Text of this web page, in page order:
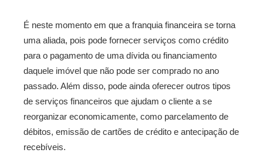
É neste momento em que a franquia financeira se torna
uma aliada, pois pode fornecer serviços como crédito
para o pagamento de uma dívida ou financiamento
daquele imóvel que não pode ser comprado no ano
passado. Além disso, pode ainda oferecer outros tipos
de serviços financeiros que ajudam o cliente a se
reorganizar economicamente, como parcelamento de
débitos, emissão de cartões de crédito e antecipação de
recebíveis.